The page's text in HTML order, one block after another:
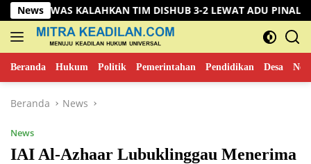
Langsung
ke
konten
News TIM DISHUB 3-2 LEWAT ADU PINALTI DPRD
Beranda Hukum Politik Pemerintahan Pendidikan Desa
Beranda News
News
IAI Al-Azhaar Lubuklinggau Menerima